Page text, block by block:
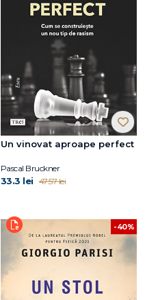
Un vinovat aproape perfect
Pascal Bruckner
33.3 lei 47.57 lei
-40%